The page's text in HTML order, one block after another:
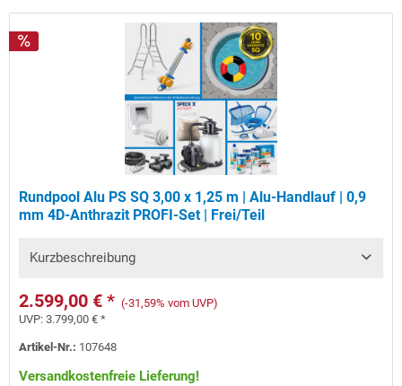
Rundpool Alu PS SQ 3,00 x 1,25 m | Alu-Handlauf | 0,9
mm 4D-Anthrazit PROFI-Set | Frei/Teil
Kurzbeschreibung
2.599,00 € * (-31,59% vom UVP)
UVP:3.799,00 € *
Artikel-Nr.: 107648
Versandkostenfreie Lieferung!